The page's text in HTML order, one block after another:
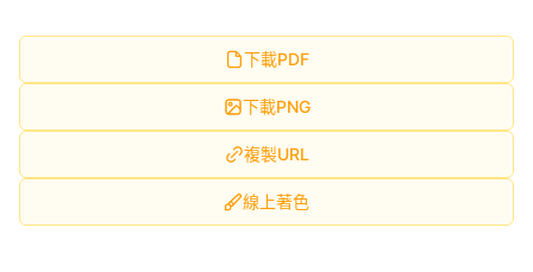
下載PDF
下載PNG
複製URL
線上著色